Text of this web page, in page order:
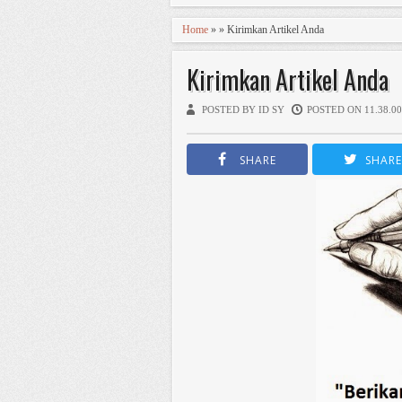
Home » » Kirimkan Artikel Anda
Kirimkan Artikel Anda
POSTED BY ID SY POSTED ON 11.38.00
SHARE SHARE